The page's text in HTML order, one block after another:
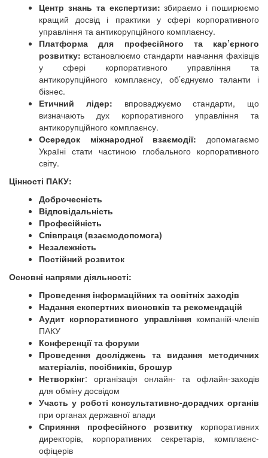
Центр знань та експертизи: збираємо і поширюємо
кращий досвід і практики у сфері корпоративного
управління та антикорупційного комплаєнсу.
Платформа для професійного та кар’єрного
розвитку: встановлюємо стандарти навчання фахівців
у сфері корпоративного управління та
антикорупційного комплаєнсу, об’єднуємо таланти і
бізнес.
Етичний лідер: впроваджуємо стандарти, що
визначають дух корпоративного управління та
антикорупційного комплаєнсу.
Осередок міжнародної взаємодії: допомагаємо
Україні стати частиною глобального корпоративного
світу.
Цінності ПАКУ:
Доброчесність
Відповідальність
Професійність
Співпраця (взаємодопомога)
Незалежність
Постійний розвиток
Основні напрями діяльності:
Проведення інформаційних та освітніх заходів
Надання експертних висновків та рекомендацій
Аудит корпоративного управліннякомпаній-членів
ПАКУ
Конференції та форуми
Проведення досліджень та видання методичних
матеріалів, посібників, брошур
Нетворкінг: організація онлайн- та офлайн-заходів
для обміну досвідом
Участь у роботі консультативно-дорадчих органів
при органах державної влади
Сприяння професійного розвитку корпоративних
директорів, корпоративних секретарів, комплаєнс-
офіцерів